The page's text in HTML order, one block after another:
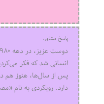
پاسخ مشاور:
انسانی شد که فکر
پس از سال‌ها، هنوز هم
دارد. رویکردی به نام